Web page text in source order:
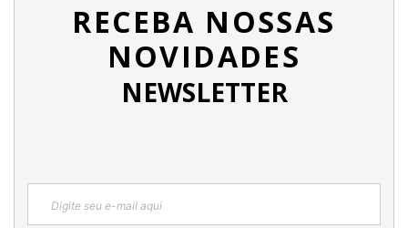
RECEBA NOSSAS
NOVIDADES
NEWSLETTER